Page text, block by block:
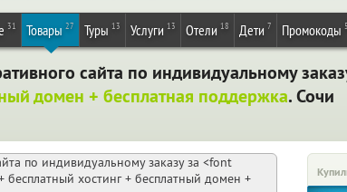
31 Товары 27 Туры 13 Услуги 13 Отели 18 Дети 7 Промокоды
сайта по индивидуальному
домен + бесплатная поддержка. Сочи